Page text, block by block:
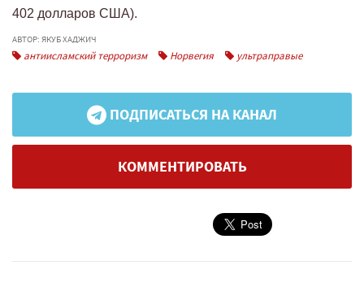
402 долларов США).
АВТОР: ЯКУБ ХАДЖИЧ
антиисламский терроризм Норвегия ультраправые
ПОДПИСАТЬСЯ НА КАНАЛ
КОММЕНТИРОВАТЬ